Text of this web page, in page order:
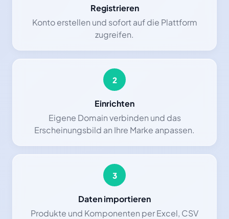
Registrieren
Konto erstellen und sofort auf die Plattform
zugreifen.
2
Einrichten
Eigene Domain verbinden und das
Erscheinungsbild an Ihre Marke anpassen.
3
Daten importieren
Produkte und Komponenten per Excel, CSV